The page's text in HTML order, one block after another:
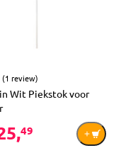
(1 review)
Wit Piekstok voor
49